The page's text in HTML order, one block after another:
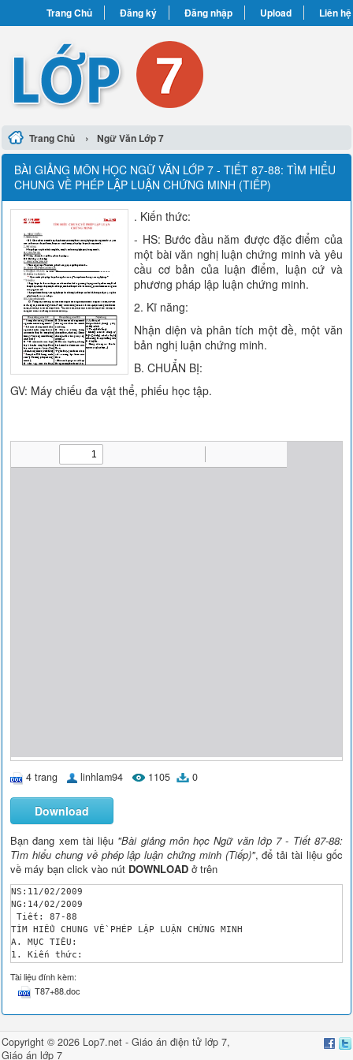
Trang Chủ Đăng ký Đăng nhập Upload Liên hệ
Trang Chủ › Ngữ Văn Lớp 7
BÀI GIẢNG MÔN HỌC NGỮ VĂN LỚP 7 - TIẾT 87-88: TÌM HIỂU
CHUNG VỀ PHÉP LẬP LUẬN CHỨNG MINH (TIẾP)
. Kiến thức:
- HS: Bước đầu năm được đặc điểm của
một bài văn nghị luận chứng minh và yêu
cầu cơ bản của luận điểm, luận cứ và
phương pháp lập luận chứng minh.
2. Kĩ năng:
Nhận diện và phân tích một đề, một văn
bản nghị luận chứng minh.
B. CHUẨN BỊ:
GV: Máy chiếu đa vật thể, phiếu học tập.
4 trang linhlam94 1105 0
Download
Bạn đang xem tài liệu "Bài giảng môn học Ngữ văn lớp 7 - Tiết 87-88:
Tìm hiểu chung về phép lập luận chứng minh (Tiếp)", để tải tài liệu gốc
về máy bạn click vào nút DOWNLOAD ở trên
NS:11/02/2009
NG:14/02/2009
Tiết: 87-88
TÌM HIỂU CHUNG VỀ PHÉP LẬP LUẬN CHỨNG MINH
A. MỤC TIÊU:
1. Kiến thức:
- HS: Bước đầu năm được đặc điểm của một bài văn nghị luận
2. Kĩ năng:
Nhận diện và phân tích một đề, một văn bản nghị luận chứng
GV: Máy chiếu đa vật thể, phiếu học tập...
HS: Bút dạ, vở bài tập
C. PHƯƠNG PHÁP:
- Phương pháp: Phân tích, phát vấn, quy nạp thực hành...
Tài liệu đính kèm:
T87+88.doc
Copyright © 2026 Lop7.net -Giáo án điện tử lớp 7,
Giáo án lớp 7